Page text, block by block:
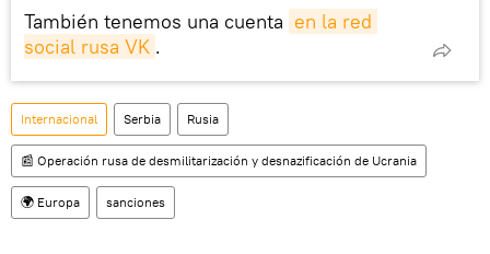
También tenemos una cuenta en la red
social rusa VK .
Internacional Serbia Rusia
📰 Operación rusa de desmilitarización y desnazificación de Ucrania
🌍 Europa sanciones